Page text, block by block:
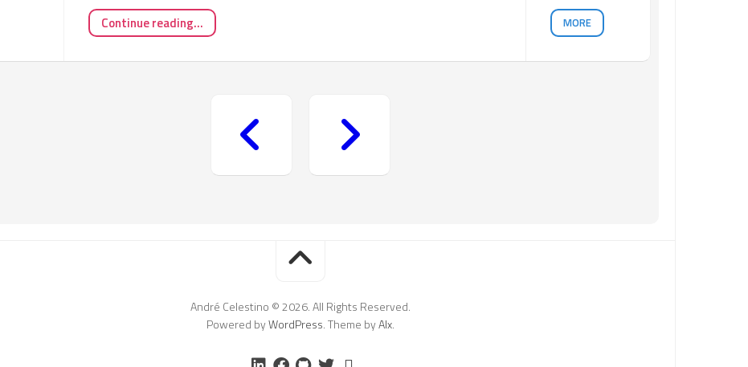
Continue reading... MORE
André Celestino © 2026. All Rights Reserved.
Powered byWordPress. Theme byAlx.